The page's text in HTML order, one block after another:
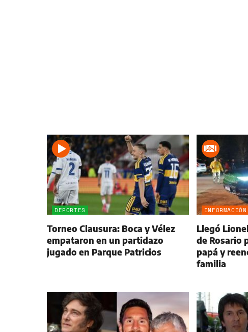
DEPORTES
Torneo Clausura: Boca y Vélez
empataron en un partidazo
jugado en Parque Patricios
Llegó
de Rosario
papá y
familia